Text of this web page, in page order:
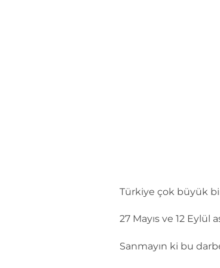
Türkiye çok büyük
27 Mayıs ve 12 Eylül
Sanmayın ki bu